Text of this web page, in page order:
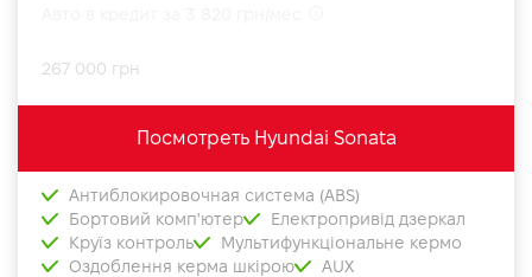
267 000 грн
Посмотреть Hyundai Sonata
Антиблокировочная система (ABS)
Бортовий комп'ютер
Електропривід дзеркал
Круїз контроль
Мультифункціональне кермо
Оздоблення керма шкірою
AUX